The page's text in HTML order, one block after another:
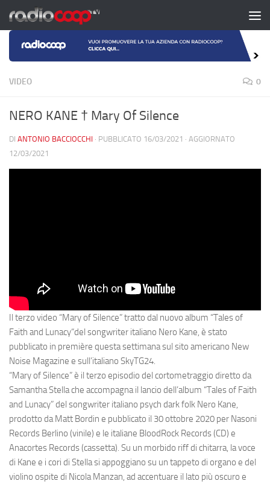
Salta al contenuto
VIDEO 0
NERO KANE † Mary Of Silence
DI ANTONIO BACCIOCCHI · PUBBLICATO 16/03/2021 · AGGIORNATO
12/03/2021
Il terzo video “Mary of Silence” tratto dal nuovo album “Tales of
Faith and Lunacy“del songwriter italiano Nero Kane, è stato
pubblicato in première questa settimana sul sito americano New
Noise Magazine e sull’italiano SkyTG24.
“Mary of Silence” è il terzo episodio del cortometraggio diretto da
Samantha Stella che accompagna il lancio dell’album “Tales of Faith
and Lunacy” del songwriter italiano psych dark folk Nero Kane,
prodotto da Matt Bordin e pubblicato il 30 ottobre 2020 per Nasoni
Records Berlino (vinile) e le italiane BloodRock Records (CD) e
Anacortes Records (cassetta). Su un morbido riff di chitarra, la voce
di Kane e i cori di Stella si appoggiano su un tappeto di organo e del
violino ospite di Nicola Manzan, ad accentuare il lato più oscuro e